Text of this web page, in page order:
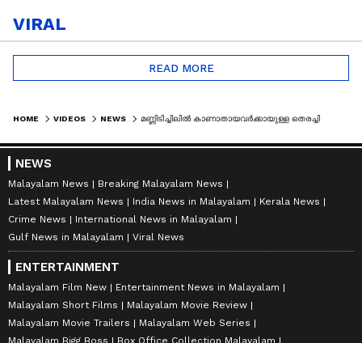
VIRAL
READ MORE
HOME VIDEOS NEWS
NEWS
Malayalam News
Breaking Malayalam News
Latest Malayalam News
India News in Malayalam
Kerala News
Crime News
International News in Malayalam
Gulf News in Malayalam
Viral News
ENTERTAINMENT
Malayalam Film New
Entertainment News in Malayalam
Malayalam Short Films
Malayalam Movie Review
Malayalam Movie Trailers
Malayalam Web Series
Malayalam Bigg Boss
Box Office Collection Malayalam